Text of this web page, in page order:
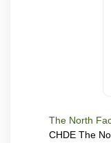
The North
CHDE The